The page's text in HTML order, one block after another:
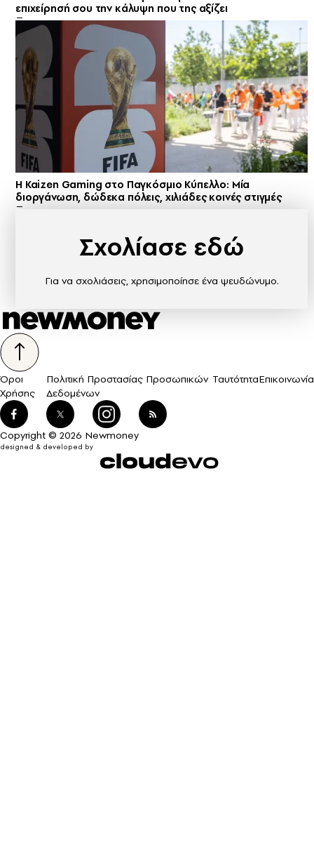
επιχείρησή σου την κάλυψη που της αξίζει
H Kaizen Gaming στο Παγκόσμιο Kύπελλο: Μία
διοργάνωση, δώδεκα πόλεις, χιλιάδες κοινές στιγμές
Σχολίασε εδώ
Για να σχολιάσεις, χρησιμοποίησε ένα ψευδώνυμο.
Όροι
Χρήσης
Πολιτική Προστασίας Προσωπικών
Δεδομένων
ΤαυτότηταΕπικοινωνία
Copyright © 2026 Newmoney
designed & developed by